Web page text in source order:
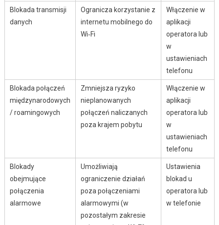
Blokada transmisji
danych
Ogranicza korzystanie z
internetu mobilnego do
Wi‑Fi
Włączenie w
aplikacji
operatora lub
w
ustawieniach
telefonu
Blokada połączeń
międzynarodowych
/ roamingowych
Zmniejsza ryzyko
nieplanowanych
połączeń naliczanych
poza krajem pobytu
Włączenie w
aplikacji
operatora lub
w
ustawieniach
telefonu
Blokady
obejmujące
połączenia
alarmowe
Umożliwiają
ograniczenie działań
poza połączeniami
alarmowymi (w
pozostałym zakresie
Ustawienia
blokad u
operatora lub
w telefonie